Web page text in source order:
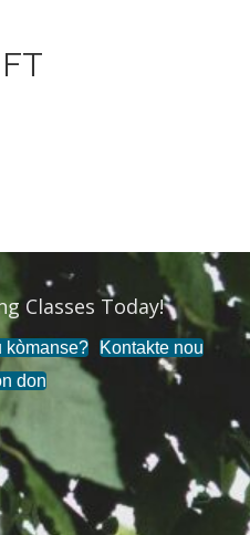
Classes Today!
Mental Health!
kòmanse?
Kontakte nou
don